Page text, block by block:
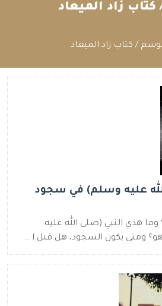
كتاب زاد الميعاد
/ كتاب زاد الميعاد
عليه وسلم) في سجود
هدي النبي (صلى الله عليه
ومتى يكون السجود، هل قبل ا ...